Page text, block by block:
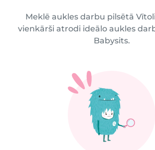
Meklē aukles darbu pilsētā
vienkārši atrodi ideālo aukles
Babysits.